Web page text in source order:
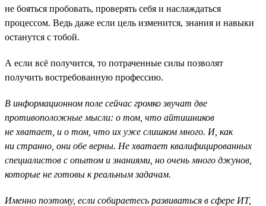
не бояться пробовать, проверять себя и наслаждаться
процессом. Ведь даже если цель изменится, знания и навыки
останутся с тобой.
А если всё получится, то потраченные силы позволят
получить востребованную профессию.
В информационном поле сейчас громко звучат две
противоположные мысли: о том, что айтишников
не хватает, и о том, что их уже слишком много. И, как
ни странно, они обе верны. Не хватает квалифицированных
специалистов с опытом и знаниями, но очень много джунов,
которые не готовы к реальным задачам.
Именно поэтому, если собираетесь развиваться в сфере ИТ,